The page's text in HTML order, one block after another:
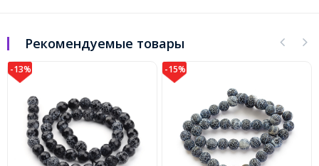
Рекомендуемые товары
-13% -15%